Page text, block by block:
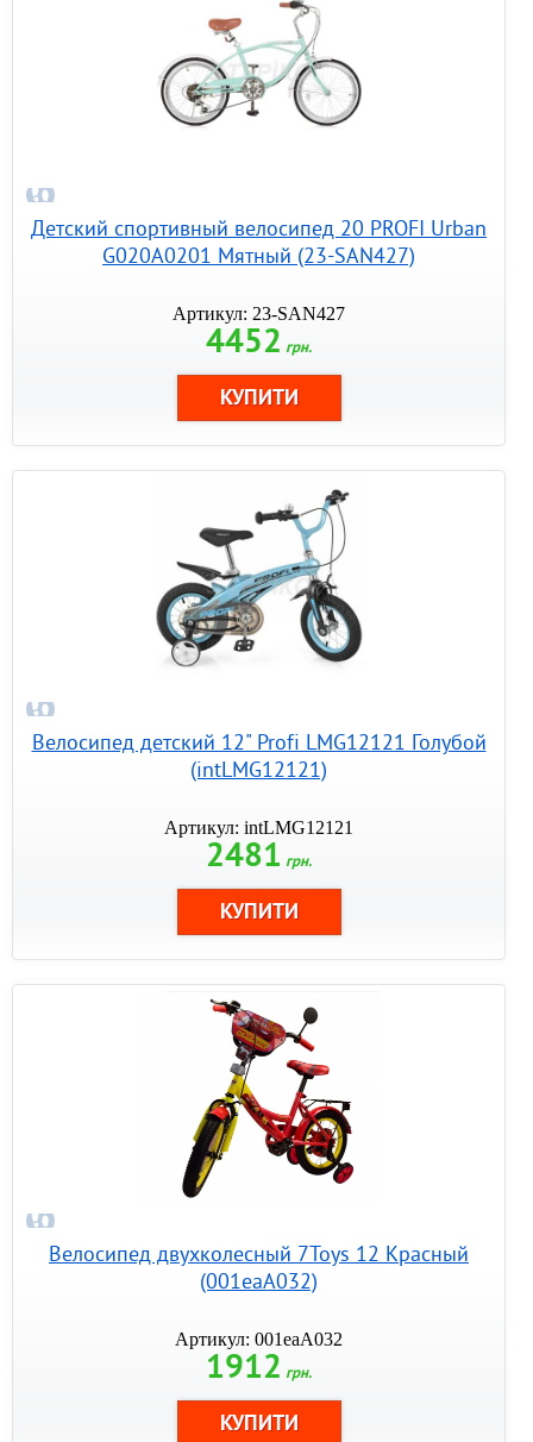
Детский спортивный велосипед 20 PROFI Urban
G020A0201 Мятный (23-SAN427)
Артикул: 23-SAN427
4452 грн.
Велосипед детский 12" Profi LMG12121 Голубой
(intLMG12121)
Артикул: intLMG12121
2481 грн.
Велосипед двухколесный 7Toys 12 Красный
(001еаА032)
Артикул: 001еаА032
1912 грн.